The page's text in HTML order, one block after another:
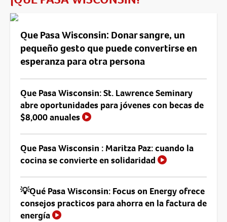
Que Pasa Wisconsin: Donar sangre, un
pequeño gesto que puede convertirse en
esperanza para otra persona
Que Pasa Wisconsin: St. Lawrence Seminary
abre oportunidades para jóvenes con becas de
$8,000 anuales
Que Pasa Wisconsin : Maritza Paz: cuando la
cocina se convierte en solidaridad
💡Qué Pasa Wisconsin: Focus on Energy ofrece
consejos practicos para ahorra en la factura de
energía